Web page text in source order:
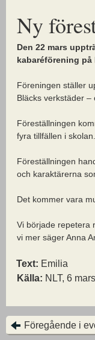
Ny
Den 22 mars
kabaréförening
Föreningen ställer
Bläcks verkstäder –
Föreställningen
fyra tillfällen i skolan.
Föreställningen
och karaktärerna
Det kommer vara
Vi började repetera
vi mer säger Anna
Text: Emilia
Källa: NLT, 6
Föregående i